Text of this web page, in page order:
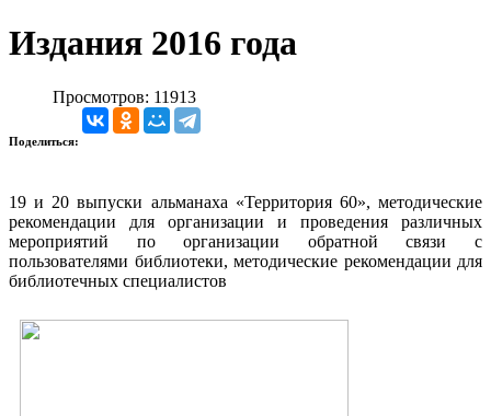
Издания 2016 года
Просмотров: 11913
Поделиться:
19 и 20 выпуски альманаха «Территория 60», методические
рекомендации для организации и проведения различных
мероприятий по организации обратной связи с
пользователями библиотеки, методические рекомендации для
библиотечных специалистов